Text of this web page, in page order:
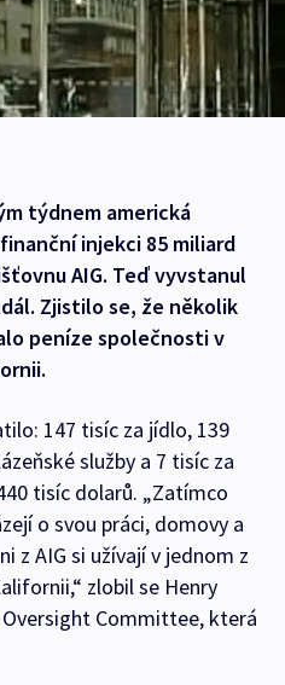
týdnem americká
injekci 85 miliard
AIG. Teď vyvstanul
Zjistilo se, že několik
peníze společnosti v
147 tisíc za jídlo, 139
služby a 7 tisíc za
tisíc dolarů. „Zatímco
o svou práci, domovy a
z AIG si užívají v jednom z
zlobil se Henry
Committee, která